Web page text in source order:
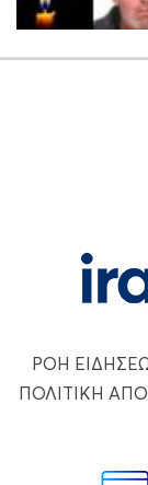
ΡΟΗ
ΠΟΛΙΤΙΚΗ